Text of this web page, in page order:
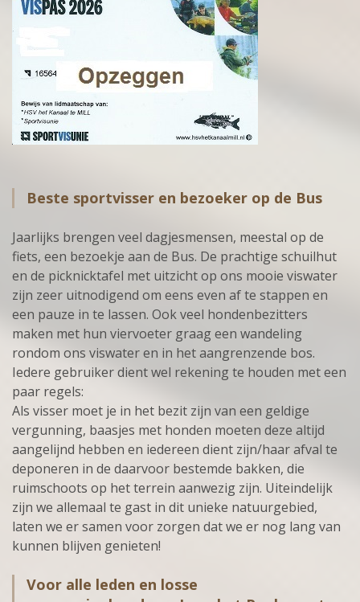
Beste sportvisser en bezoeker op de Bus
Jaarlijks brengen veel dagjesmensen, meestal op de
fiets, een bezoekje aan de Bus. De prachtige schuilhut
en de picknicktafel met uitzicht op ons mooie viswater
zijn zeer uitnodigend om eens even af te stappen en
een pauze in te lassen. Ook veel hondenbezitters
maken met hun viervoeter graag een wandeling
rondom ons viswater en in het aangrenzende bos.
Iedere gebruiker dient wel rekening te houden met een
paar regels:
Als visser moet je in het bezit zijn van een geldige
vergunning, baasjes met honden moeten deze altijd
aangelijnd hebben en iedereen dient zijn/haar afval te
deponeren in de daarvoor bestemde bakken, die
ruimschoots op het terrein aanwezig zijn. Uiteindelijk
zijn we allemaal te gast in dit unieke natuurgebied,
laten we er samen voor zorgen dat we er nog lang van
kunnen blijven genieten!
Voor alle leden en losse